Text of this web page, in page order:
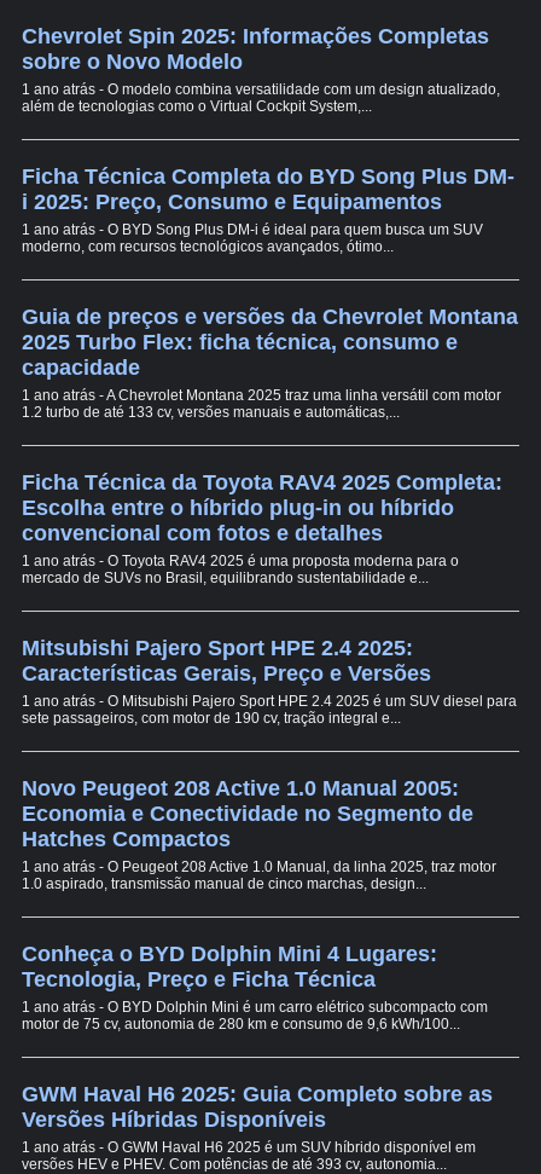
Chevrolet Spin 2025: Informações Completas
sobre o Novo Modelo
1 ano atrás - O modelo combina versatilidade com um design atualizado,
além de tecnologias como o Virtual Cockpit System,...
Ficha Técnica Completa do BYD Song Plus DM-
i 2025: Preço, Consumo e Equipamentos
1 ano atrás - O BYD Song Plus DM-i é ideal para quem busca um SUV
moderno, com recursos tecnológicos avançados, ótimo...
Guia de preços e versões da Chevrolet Montana
2025 Turbo Flex: ficha técnica, consumo e
capacidade
1 ano atrás - A Chevrolet Montana 2025 traz uma linha versátil com motor
1.2 turbo de até 133 cv, versões manuais e automáticas,...
Ficha Técnica da Toyota RAV4 2025 Completa:
Escolha entre o híbrido plug-in ou híbrido
convencional com fotos e detalhes
1 ano atrás - O Toyota RAV4 2025 é uma proposta moderna para o
mercado de SUVs no Brasil, equilibrando sustentabilidade e...
Mitsubishi Pajero Sport HPE 2.4 2025:
Características Gerais, Preço e Versões
1 ano atrás - O Mitsubishi Pajero Sport HPE 2.4 2025 é um SUV diesel para
sete passageiros, com motor de 190 cv, tração integral e...
Novo Peugeot 208 Active 1.0 Manual 2005:
Economia e Conectividade no Segmento de
Hatches Compactos
1 ano atrás - O Peugeot 208 Active 1.0 Manual, da linha 2025, traz motor
1.0 aspirado, transmissão manual de cinco marchas, design...
Conheça o BYD Dolphin Mini 4 Lugares:
Tecnologia, Preço e Ficha Técnica
1 ano atrás - O BYD Dolphin Mini é um carro elétrico subcompacto com
motor de 75 cv, autonomia de 280 km e consumo de 9,6 kWh/100...
GWM Haval H6 2025: Guia Completo sobre as
Versões Híbridas Disponíveis
1 ano atrás - O GWM Haval H6 2025 é um SUV híbrido disponível em
versões HEV e PHEV. Com potências de até 393 cv, autonomia...